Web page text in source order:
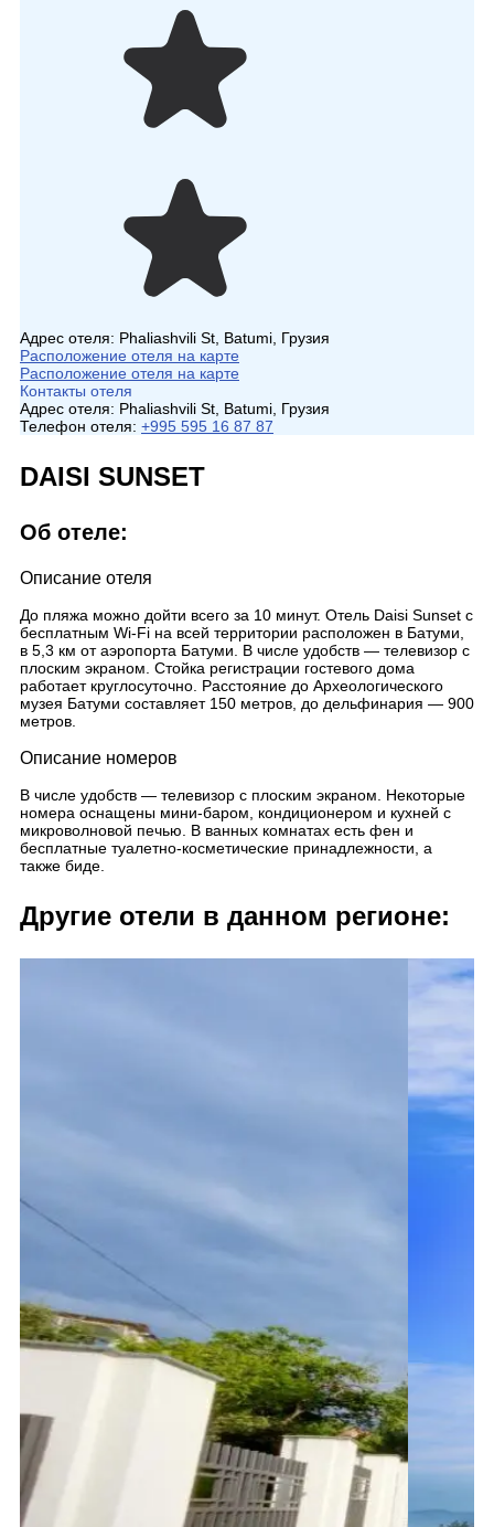
Адрес отеля: Phaliashvili St, Batumi, Грузия
Расположение отеля на карте
Расположение отеля на карте
Контакты отеля
Адрес отеля: Phaliashvili St, Batumi, Грузия
Телефон отеля: +995 595 16 87 87
DAISI SUNSET
Об отеле:
Описание отеля
До пляжа можно дойти всего за 10 минут. Отель Daisi Sunset с
бесплатным Wi-Fi на всей территории расположен в Батуми,
в 5,3 км от аэропорта Батуми. В числе удобств — телевизор с
плоским экраном. Стойка регистрации гостевого дома
работает круглосуточно. Расстояние до Археологического
музея Батуми составляет 150 метров, до дельфинария — 900
метров.
Описание номеров
В числе удобств — телевизор с плоским экраном. Некоторые
номера оснащены мини-баром, кондиционером и кухней с
микроволновой печью. В ванных комнатах есть фен и
бесплатные туалетно-косметические принадлежности, а
также биде.
Другие отели в данном регионе: